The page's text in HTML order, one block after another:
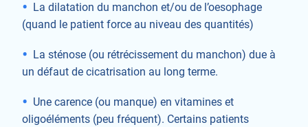
La dilatation du manchon et/ou de l’oesophage
(quand le patient force au niveau des quantités)
La sténose (ou rétrécissement du manchon) due à
un défaut de cicatrisation au long terme.
Une carence (ou manque) en vitamines et
oligoéléments (peu fréquent). Certains patients